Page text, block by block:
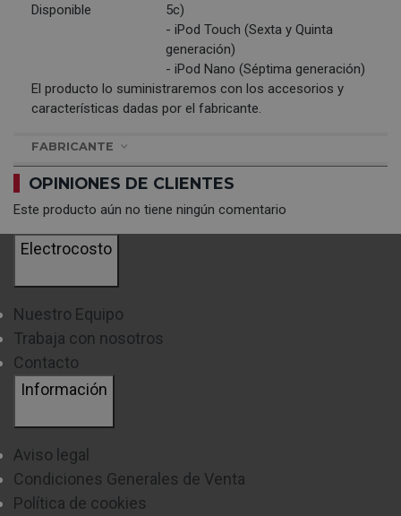
Disponible
5c)
- iPod Touch (Sexta y Quinta
generación)
- iPod Nano (Séptima generación)
El producto lo suministraremos con los accesorios y
características dadas por el fabricante.
FABRICANTE
OPINIONES DE CLIENTES
Este producto aún no tiene ningún comentario
Electrocosto
Nuestro Equipo
Trabaja con nosotros
Contacto
Información
Aviso legal
Condiciones Generales de Venta
Política de cookies